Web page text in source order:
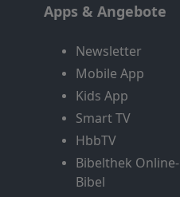
Apps & Angebote
Newsletter
Mobile App
Kids App
Smart TV
HbbTV
Bibelthek Online-
Bibel